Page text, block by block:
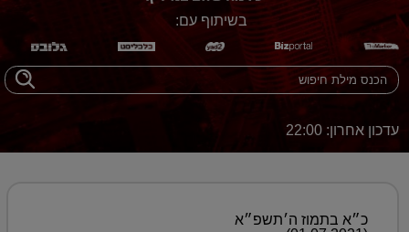
בשיתוף עם:
עדכון אחרון: 22:00
כ״א בתמוז ה׳תשפ״א